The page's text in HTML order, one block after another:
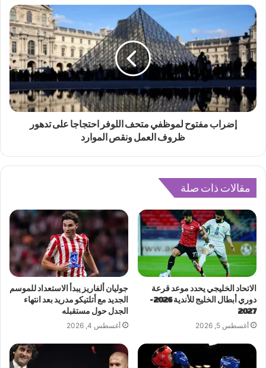
إضراب مفتوح لموظفي متحف اللوفر احتجاجا على تدهور
ظروف العمل ونقص الموارد
مقالات ذات صلة
الاتحاد الخليجي يحدد موعد قرعة
دوري أبطال الخليج للأندية 2026-
2027
أغسطس 5, 2026
جوليان ألفاريز يبدأ الاستعداد للموسم
الجديد مع أتلتيكو مدريد بعد انتهاء
الجدل حول مستقبله
أغسطس 4, 2026